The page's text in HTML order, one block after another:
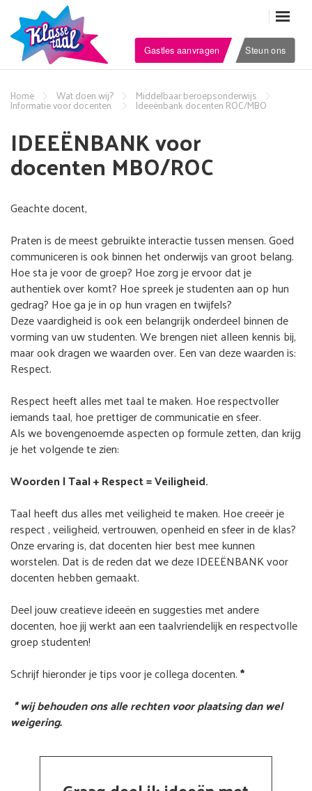
Gastles aanvragen Steun ons
Home Wat doen wij? Middelbaar beroepsonderwijs
Informatie voor docenten Ideeënbank docenten ROC/MBO
IDEEËNBANK voor
docenten MBO/ROC
Geachte docent,
Praten is de meest gebruikte interactie tussen mensen. Goed
communiceren is ook binnen het onderwijs van groot belang.
Hoe sta je voor de groep? Hoe zorg je ervoor dat je
authentiek over komt? Hoe spreek je studenten aan op hun
gedrag? Hoe ga je in op hun vragen en twijfels?
Deze vaardigheid is ook een belangrijk onderdeel binnen de
vorming van uw studenten. We brengen niet alleen kennis bij,
maar ook dragen we waarden over. Een van deze waarden is:
Respect.
Respect heeft alles met taal te maken. Hoe respectvoller
iemands taal, hoe prettiger de communicatie en sfeer.
Als we bovengenoemde aspecten op formule zetten, dan krijg
je het volgende te zien:
Woorden | Taal + Respect = Veiligheid.
Taal heeft dus alles met veiligheid te maken. Hoe creeër je
respect , veiligheid, vertrouwen, openheid en sfeer in de klas?
Onze ervaring is, dat docenten hier best mee kunnen
worstelen. Dat is de reden dat we deze IDEEËNBANK voor
docenten hebben gemaakt.
Deel jouw creatieve ideeën en suggesties met andere
docenten, hoe jij werkt aan een taalvriendelijk en respectvolle
groep studenten!
Schrijf hieronder je tips voor je collega docenten.*
* wij behouden ons alle rechten voor plaatsing dan wel
weigering.